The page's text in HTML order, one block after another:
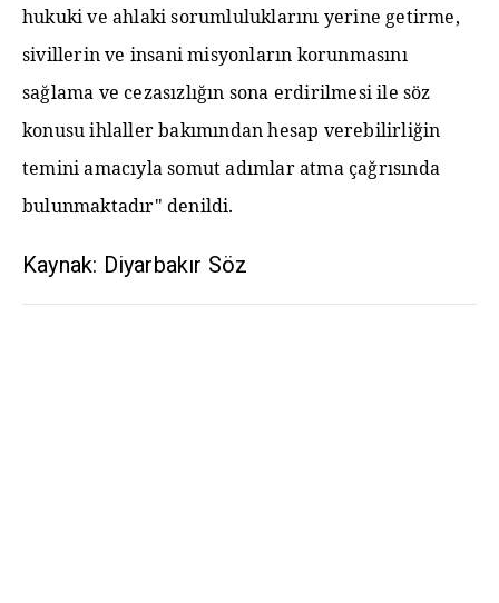
hukuki ve ahlaki sorumluluklarını yerine getirme,
sivillerin ve insani misyonların korunmasını
sağlama ve cezasızlığın sona erdirilmesi ile söz
konusu ihlaller bakımından hesap verebilirliğin
temini amacıyla somut adımlar atma çağrısında
bulunmaktadır" denildi.
Kaynak: Diyarbakır Söz